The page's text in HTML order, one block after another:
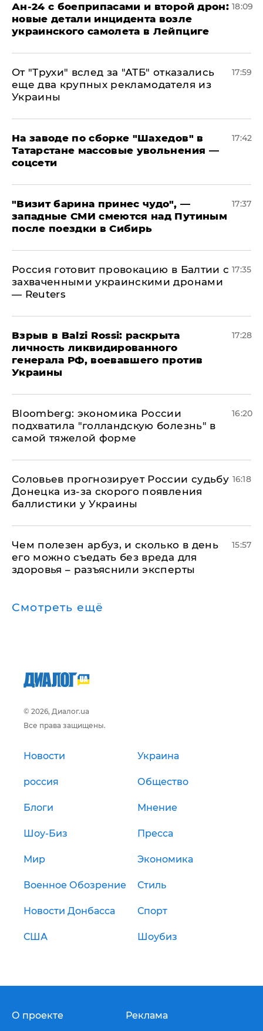
Ан-24 с боеприпасами и второй дрон:
новые детали инцидента возле
украинского самолета в Лейпциге
18:09
От "Трухи" вслед за "АТБ" отказались
еще два крупных рекламодателя из
Украины
17:59
На заводе по сборке "Шахедов" в
Татарстане массовые увольнения —
соцсети
17:42
"Визит барина принес чудо", —
западные СМИ смеются над Путиным
после поездки в Сибирь
17:37
​Россия готовит провокацию в Балтии с
захваченными украинскими дронами
— Reuters
17:35
​Взрыв в Balzi Rossi: раскрыта
личность ликвидированного
генерала РФ, воевавшего против
Украины
17:28
Bloomberg: экономика России
подхватила "голландскую болезнь" в
самой тяжелой форме
16:20
Соловьев прогнозирует России судьбу
Донецка из-за скорого появления
баллистики у Украины
16:18
Чем полезен арбуз, и сколько в день
его можно съедать без вреда для
здоровья – разъяснили эксперты
15:57
Смотреть ещё
© 2026, Диалог.ua
Все права защищены.
Новости Украина
россия Общество
Блоги Мнение
Шоу-Биз Пресса
Мир Экономика
Военное Обозрение Стиль
Новости Донбасса Спорт
США Шоубиз
О проекте Реклама